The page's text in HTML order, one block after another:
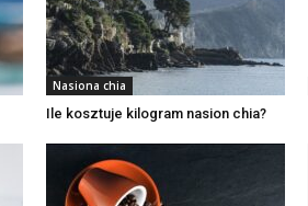
Nasiona chia
Ile kosztuje kilogram nasion chia?